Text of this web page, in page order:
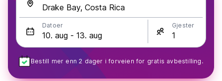
Datoer Gjester
Bestill mer enn 2 dager i forveien for gratis avbestilling.